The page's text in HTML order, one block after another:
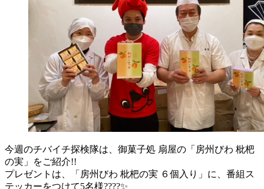
今週のチバイチ探検隊は、御菓子処 扇屋の「房州びわ 枇杷
の実」をご紹介!!
プレゼントは、「房州びわ 枇杷の実 ６個入り」に、番組ス
テッカーをつけて5名様????✨